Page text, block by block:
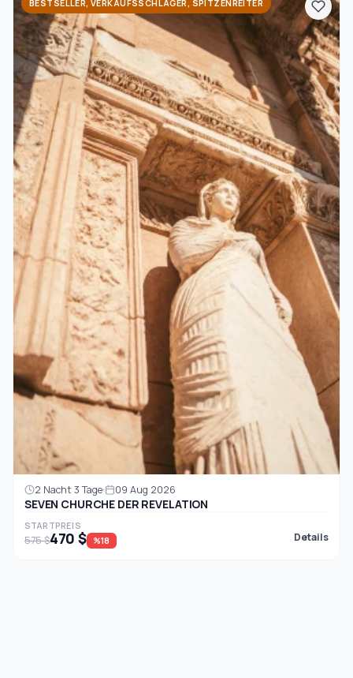
BESTSELLER, VERKAUFSSCHLAGER, SPITZENREITER
2 Nacht 3 Tage 09 Aug 2026
SEVEN CHURCHE DER REVELATION
STARTPREIS
575 $470 $ %18 Details